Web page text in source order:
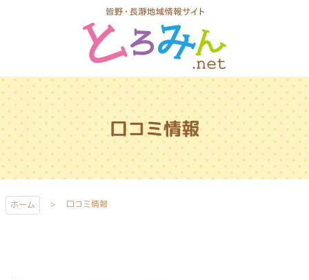
ツ
本
文
へ
ス
キ
ッ
とろみんネッ
ト
口コミ情報
ホーム 口コミ情報